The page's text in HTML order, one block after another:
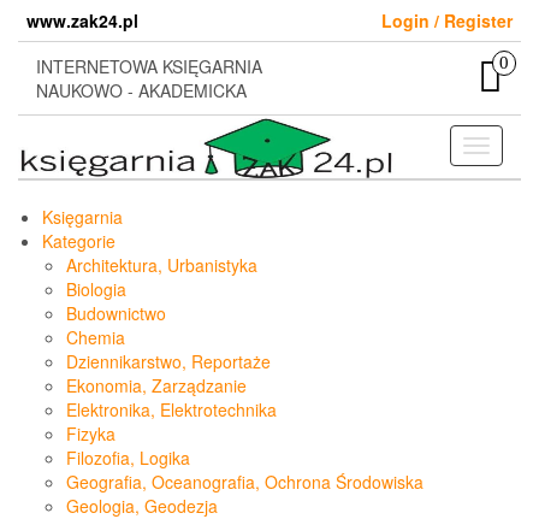
content
www.zak24.pl
Login / Register
INTERNETOWA KSIĘGARNIA
NAUKOWO - AKADEMICKA
0
Toggle
Księgarnia
Kategorie
Architektura, Urbanistyka
Biologia
Budownictwo
Chemia
Dziennikarstwo, Reportaże
Ekonomia, Zarządzanie
Elektronika, Elektrotechnika
Fizyka
Filozofia, Logika
Geografia, Oceanografia, Ochrona Środowiska
Geologia, Geodezja